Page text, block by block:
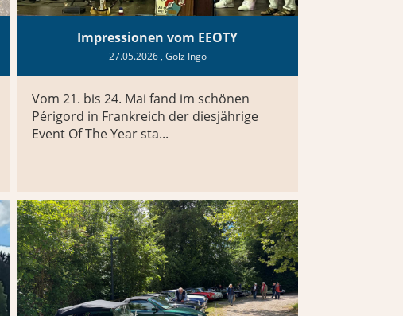
Impressionen vom EEOTY
27.05.2026, Golz Ingo
Vom 21. bis 24. Mai fand im schönen
Périgord in Frankreich der diesjährige
Event Of The Year sta...